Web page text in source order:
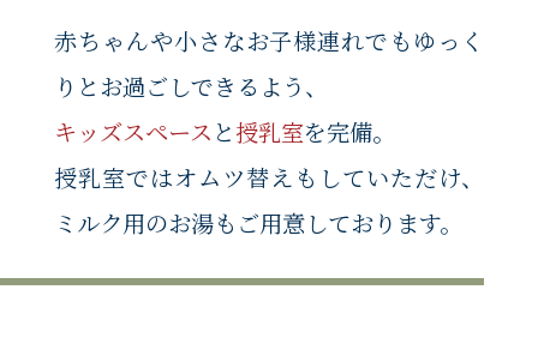
赤ちゃんや小さなお子様連れでもゆっく
りとお過ごしできるよう、
キッズスペース と授乳室を完備。
授乳室ではオムツ替えもしていただけ、
ミルク用のお湯もご用意しております。